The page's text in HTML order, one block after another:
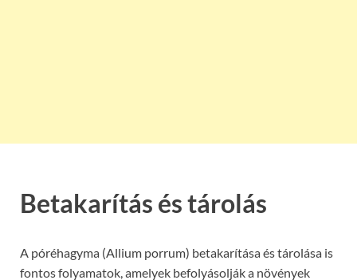
Betakarítás és tárolás
A póréhagyma (Allium porrum) betakarítása és tárolása is
fontos folyamatok, amelyek befolyásolják a növények